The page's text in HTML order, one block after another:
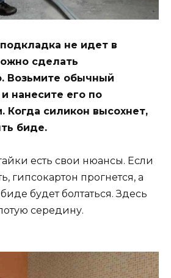
не идет в
сделать
Возьмите обычный
нанесите его по
Когда силикон высохнет,
биде.
есть свои нюансы. Если
гипсокартон прогнется, а
будет болтаться. Здесь
середину.